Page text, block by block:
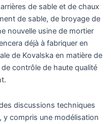
de sable et de chaux
de sable, de broyage de
nouvelle usine de mortier
déjà à fabriquer en
de Kovalska en matière de
contrôle de haute qualité
discussions techniques
y compris une modélisation